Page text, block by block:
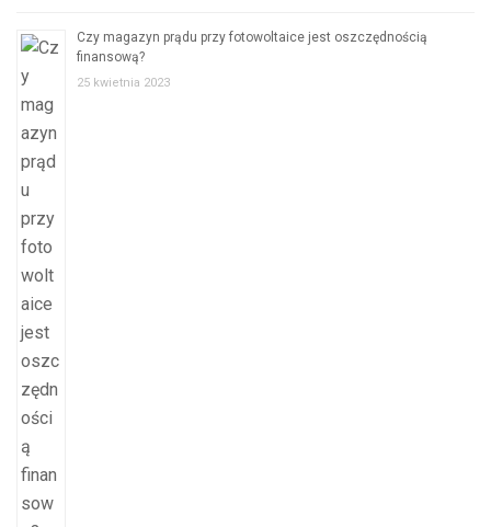
Czy magazyn prądu przy fotowoltaice jest oszczędnością
finansową?
25 kwietnia 2023